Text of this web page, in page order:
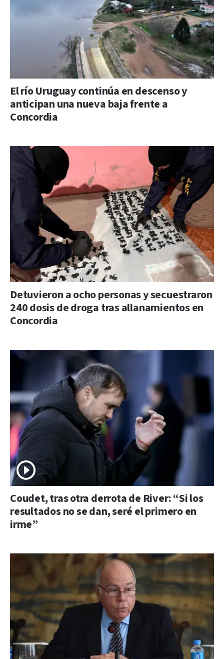
El río Uruguay continúa en descenso y
anticipan una nueva baja frente a
Concordia
Detuvieron a ocho personas y secuestraron
240 dosis de droga tras allanamientos en
Concordia
Coudet, tras otra derrota de River: “Si los
resultados no se dan, seré el primero en
irme”